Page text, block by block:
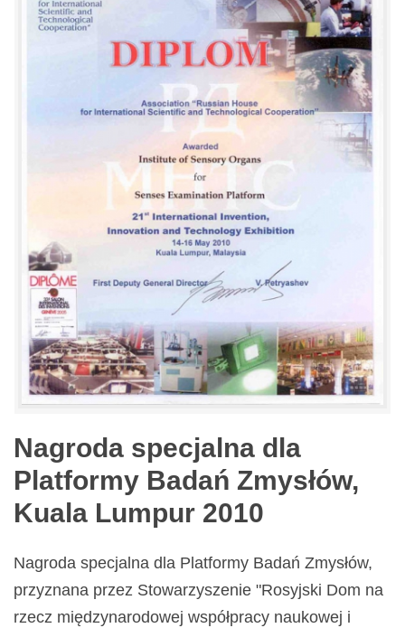
Nagroda specjalna dla
Platformy Badań Zmysłów,
Kuala Lumpur 2010
Nagroda specjalna dla Platformy Badań Zmysłów,
przyznana przez Stowarzyszenie "Rosyjski Dom na
rzecz międzynarodowej współpracy naukowej i